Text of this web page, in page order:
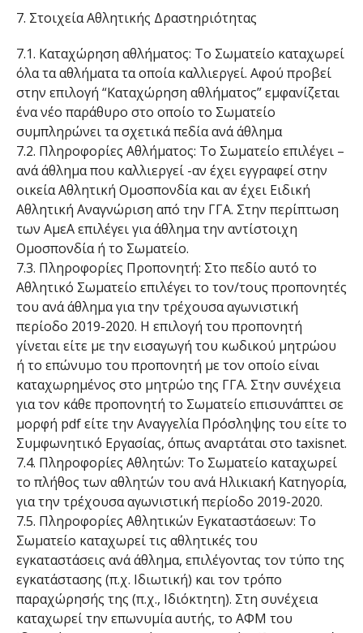
7. Στοιχεία Αθλητικής Δραστηριότητας
7.1. Καταχώρηση αθλήματος: Το Σωματείο καταχωρεί
όλα τα αθλήματα τα οποία καλλιεργεί. Αφού προβεί
στην επιλογή “Καταχώρηση αθλήματος” εμφανίζεται
ένα νέο παράθυρο στο οποίο το Σωματείο
συμπληρώνει τα σχετικά πεδία ανά άθλημα
7.2. Πληροφορίες Αθλήματος: Το Σωματείο επιλέγει –
ανά άθλημα που καλλιεργεί -αν έχει εγγραφεί στην
οικεία Αθλητική Ομοσπονδία και αν έχει Ειδική
Αθλητική Αναγνώριση από την ΓΓΑ. Στην περίπτωση
των ΑμεΑ επιλέγει για άθλημα την αντίστοιχη
Ομοσπονδία ή το Σωματείο.
7.3. Πληροφορίες Προπονητή: Στο πεδίο αυτό το
Αθλητικό Σωματείο επιλέγει το τον/τους προπονητές
του ανά άθλημα για την τρέχουσα αγωνιστική
περίοδο 2019-2020. Η επιλογή του προπονητή
γίνεται είτε με την εισαγωγή του κωδικού μητρώου
ή το επώνυμο του προπονητή με τον οποίο είναι
καταχωρημένος στο μητρώο της ΓΓΑ. Στην συνέχεια
για τον κάθε προπονητή το Σωματείο επισυνάπτει σε
μορφή pdf είτε την Αναγγελία Πρόσληψης του είτε το
Συμφωνητικό Εργασίας, όπως αναρτάται στο taxisnet.
7.4. Πληροφορίες Αθλητών: Το Σωματείο καταχωρεί
το πλήθος των αθλητών του ανά Ηλικιακή Κατηγορία,
για την τρέχουσα αγωνιστική περίοδο 2019-2020.
7.5. Πληροφορίες Αθλητικών Εγκαταστάσεων: Το
Σωματείο καταχωρεί τις αθλητικές του
εγκαταστάσεις ανά άθλημα, επιλέγοντας τον τύπο της
εγκατάστασης (π.χ. Ιδιωτική) και τον τρόπο
παραχώρησής της (π.χ., Ιδιόκτητη). Στη συνέχεια
καταχωρεί την επωνυμία αυτής, το ΑΦΜ του